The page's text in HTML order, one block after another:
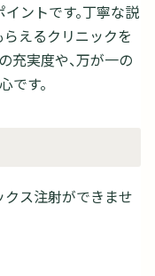
ントです。丁寧な説
らえるクリニックを
充実度や、万が一の
す。
クス注射ができませ